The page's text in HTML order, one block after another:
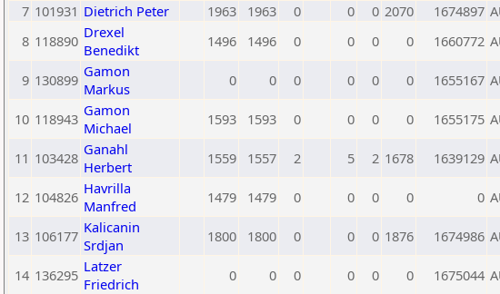
7 101931 Dietrich Peter 1963 1963 0 0 0 2070 1674897
8 118890 Drexel
Benedikt
1496 1496 0 0 0 0 1660772
9 130899 Gamon
Markus
0 0 0 0 0 0 1655167
10 118943 Gamon
Michael
1593 1593 0 0 0 0 1655175
11 103428 Ganahl
Herbert
1559 1557 2 5 2 1678 1639129
12 104826 Havrilla
Manfred
1479 1479 0 0 0 0 0
13 106177 Kalicanin
Srdjan
1800 1800 0 0 0 1876 1674986
14 136295 Latzer
Friedrich
0 0 0 0 0 0 1675044